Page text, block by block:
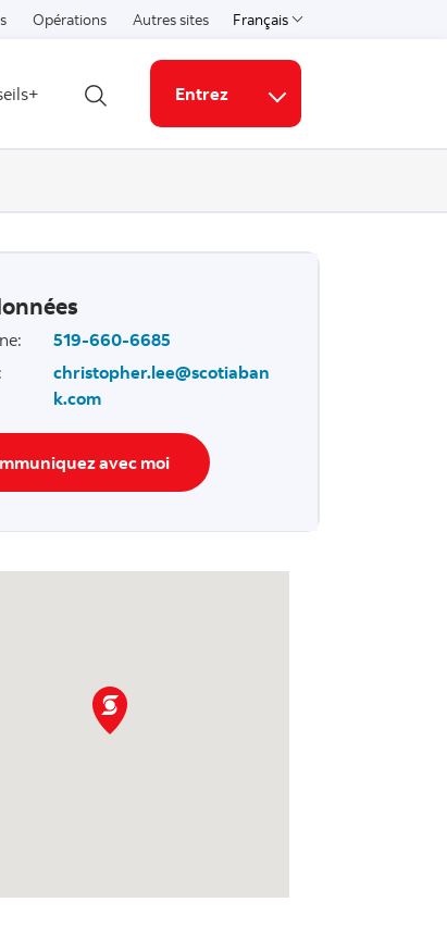
Opérations Autres sites Français
Select a language
Ouvrir la recherche
Entrez
Liens connexes
:
519-660-6685
:
christopher.lee@scotiaban
k.com
avec moi